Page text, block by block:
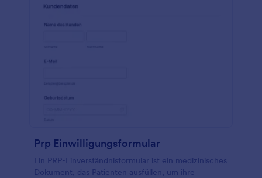
Prp Einwilligungsformular
Ein PRP-Einverständnisformular ist ein medizinisches
Dokument, das Patienten ausfüllen, um ihre